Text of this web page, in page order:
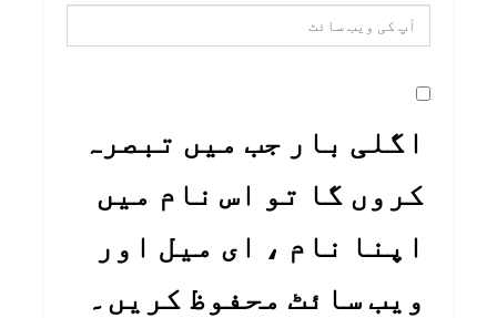
اگلی بار جب میں تبصرہ
کروں گا تو اس نام میں
اپنا نام ، ای میل اور
ویب سائٹ محفوظ کریں۔